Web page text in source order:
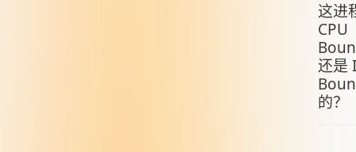
这进
CPU
还是
的？